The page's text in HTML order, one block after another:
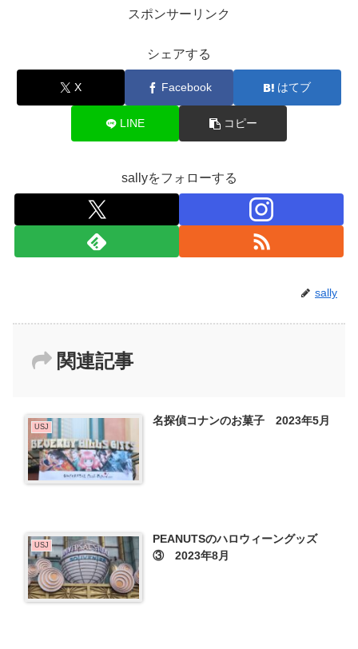
スポンサーリンク
シェアする
X Facebook はてブ
LINE コピー
sallyをフォローする
sally
関連記事
USJ 名探偵コナンのお菓子 2023年5月
USJ
PEANUTSのハロウィーングッズ
③ 2023年8月